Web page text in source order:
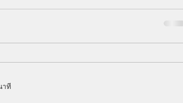
avoid suspension or revocation of
าที